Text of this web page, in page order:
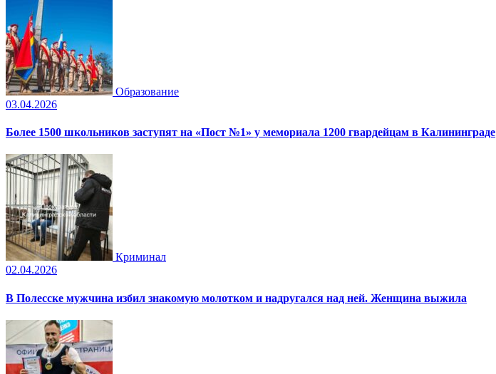
Образование
03.04.2026
Более 1500 школьников заступят на «Пост №1» у мемориала 1200 гвардейцам в Калининграде
Криминал
02.04.2026
В Полесске мужчина избил знакомую молотком и надругался над ней. Женщина выжила